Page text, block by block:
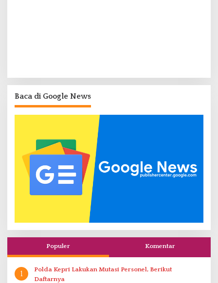
Baca di Google News
Populer Komentar
1
Polda Kepri Lakukan Mutasi Personel, Berikut
Daftarnya